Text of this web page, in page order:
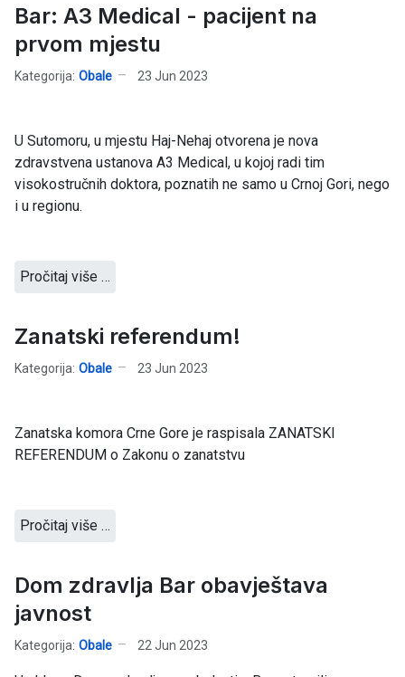
Bar: A3 Medical - pacijent na
prvom mjestu
Kategorija: Obale 23 Jun 2023
U Sutomoru, u mjestu Haj-Nehaj otvorena je nova
zdravstvena ustanova A3 Medical, u kojoj radi tim
visokostručnih doktora, poznatih ne samo u Crnoj Gori, nego
i u regionu.
Pročitaj više …
Zanatski referendum!
Kategorija: Obale 23 Jun 2023
Zanatska komora Crne Gore je raspisala ZANATSKI
REFERENDUM o Zakonu o zanatstvu
Pročitaj više …
Dom zdravlja Bar obavještava
javnost
Kategorija: Obale 22 Jun 2023